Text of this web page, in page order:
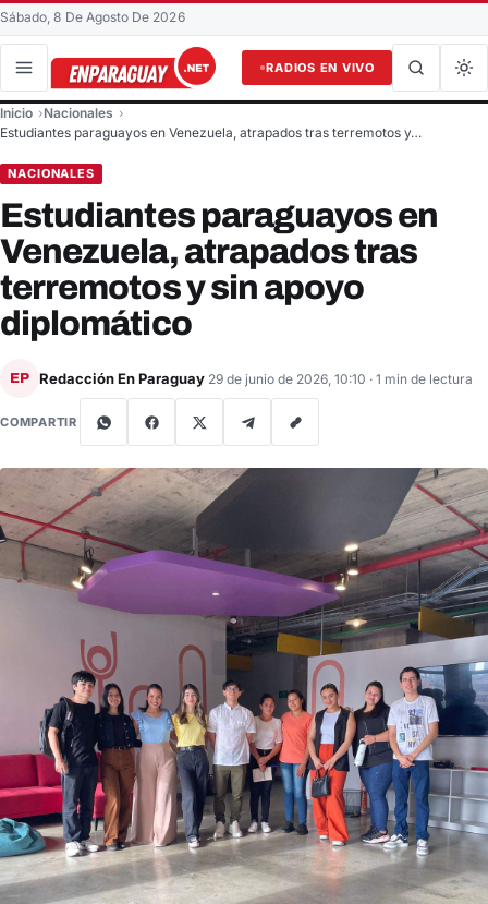
Sábado, 8 De Agosto De 2026
RADIOS EN VIVO
Buscar en el sitio
Inicio
Nacionales
Estudiantes paraguayos en Venezuela, atrapados tras terremotos y…
NACIONALES
Estudiantes paraguayos en
Venezuela, atrapados tras
terremotos y sin apoyo
diplomático
EP Redacción En Paraguay 29 de junio de 2026, 10:10 · 1 min de lectura
COMPARTIR